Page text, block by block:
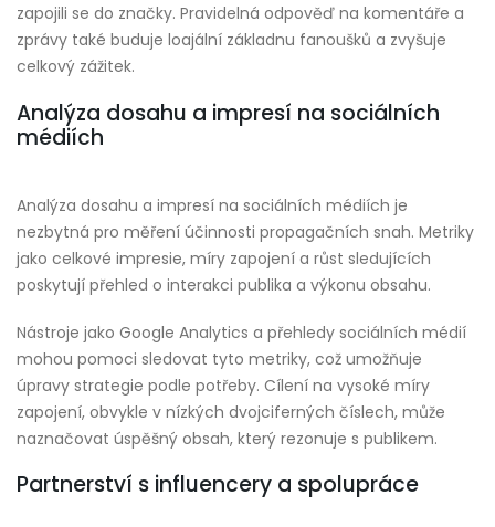
zapojili se do značky. Pravidelná odpověď na komentáře a
zprávy také buduje loajální základnu fanoušků a zvyšuje
celkový zážitek.
Analýza dosahu a impresí na sociálních
médiích
Analýza dosahu a impresí na sociálních médiích je
nezbytná pro měření účinnosti propagačních snah. Metriky
jako celkové impresie, míry zapojení a růst sledujících
poskytují přehled o interakci publika a výkonu obsahu.
Nástroje jako Google Analytics a přehledy sociálních médií
mohou pomoci sledovat tyto metriky, což umožňuje
úpravy strategie podle potřeby. Cílení na vysoké míry
zapojení, obvykle v nízkých dvojciferných číslech, může
naznačovat úspěšný obsah, který rezonuje s publikem.
Partnerství s influencery a spolupráce